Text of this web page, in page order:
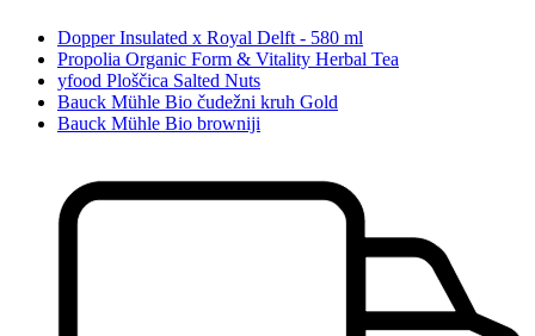
Dopper Insulated x Royal Delft - 580 ml
Propolia Organic Form & Vitality Herbal Tea
yfood Ploščica Salted Nuts
Bauck Mühle Bio čudežni kruh Gold
Bauck Mühle Bio browniji